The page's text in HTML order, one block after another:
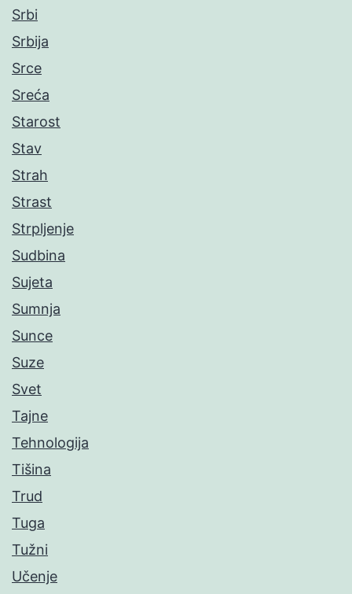
Srbi
Srbija
Srce
Sreća
Starost
Stav
Strah
Strast
Strpljenje
Sudbina
Sujeta
Sumnja
Sunce
Suze
Svet
Tajne
Tehnologija
Tišina
Trud
Tuga
Tužni
Učenje